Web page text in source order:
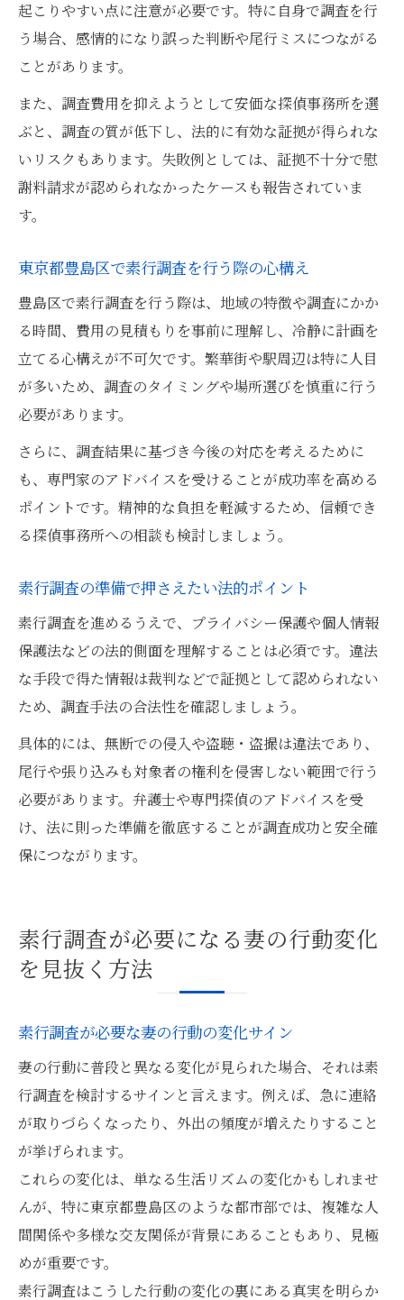
妻の素行調査で押さえるべき証拠の管理術
費用対効果で選ぶ東京都豊島区の調査アプロー
チ
素行調査の費用対効果を見極めるコツ
探偵の料金体系と素行調査の選び方
素行調査の費用が変わるポイントを解説
自分でできる調査か探偵依頼か迷ったときの判
断軸
素行調査を自分でするか探偵に任せるかの
基準
素行調査の自力実施と依頼のメリット比較
自分で調査する場合の素行調査リスク管理
探偵依頼と自力調査の素行調査費用比較
素行調査の専門家活用が有効なケース
起こりやすい点に注意が必要です。特に自身で調査を行
う場合、感情的になり誤った判断や尾行ミスにつながる
ことがあります。
また、調査費用を抑えようとして安価な探偵事務所を選
ぶと、調査の質が低下し、法的に有効な証拠が得られな
いリスクもあります。失敗例としては、証拠不十分で慰
謝料請求が認められなかったケースも報告されていま
す。
東京都豊島区で素行調査を行う際の心構え
豊島区で素行調査を行う際は、地域の特徴や調査にかか
る時間、費用の見積もりを事前に理解し、冷静に計画を
立てる心構えが不可欠です。繁華街や駅周辺は特に人目
が多いため、調査のタイミングや場所選びを慎重に行う
必要があります。
さらに、調査結果に基づき今後の対応を考えるために
も、専門家のアドバイスを受けることが成功率を高める
ポイントです。精神的な負担を軽減するため、信頼でき
る探偵事務所への相談も検討しましょう。
素行調査の準備で押さえたい法的ポイント
素行調査を進めるうえで、プライバシー保護や個人情報
保護法などの法的側面を理解することは必須です。違法
な手段で得た情報は裁判などで証拠として認められない
ため、調査手法の合法性を確認しましょう。
具体的には、無断での侵入や盗聴・盗撮は違法であり、
尾行や張り込みも対象者の権利を侵害しない範囲で行う
必要があります。弁護士や専門探偵のアドバイスを受
け、法に則った準備を徹底することが調査成功と安全確
保につながります。
素行調査が必要になる妻の行動変化
を見抜く方法
素行調査が必要な妻の行動の変化サイン
妻の行動に普段と異なる変化が見られた場合、それは素
行調査を検討するサインと言えます。例えば、急に連絡
が取りづらくなったり、外出の頻度が増えたりすること
が挙げられます。
これらの変化は、単なる生活リズムの変化かもしれませ
んが、特に東京都豊島区のような都市部では、複雑な人
間関係や多様な交友関係が背景にあることもあり、見極
めが重要です。
素行調査はこうした行動の変化の裏にある真実を明らか